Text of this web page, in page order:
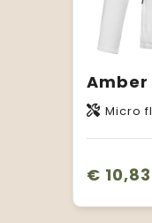
Micro fleece van
€ 10,83